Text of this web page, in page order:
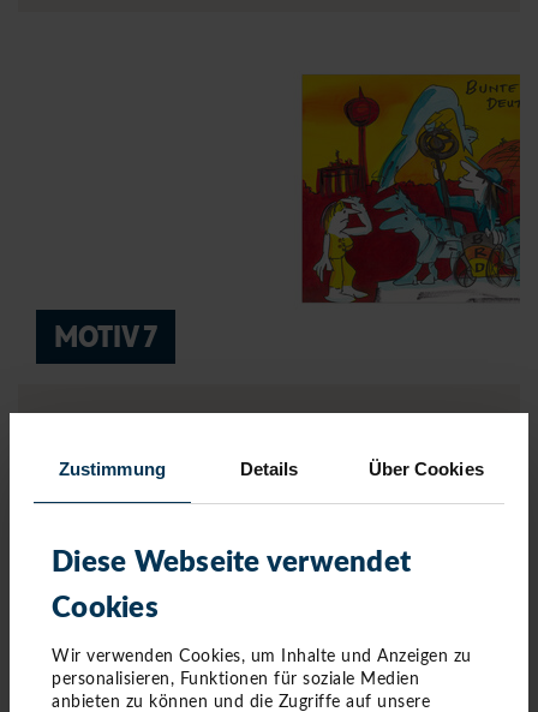
Zustimmung Details Über Cookies
Diese Webseite verwendet
Cookies
Wir verwenden Cookies, um Inhalte und Anzeigen zu
personalisieren, Funktionen für soziale Medien
anbieten zu können und die Zugriffe auf unsere
MOTIV 7
auf Mesh-Banner gedruckt inklusive Auktionslogo